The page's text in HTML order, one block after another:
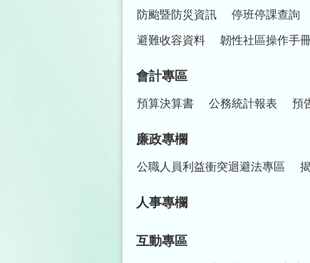
防颱暨防災資訊 停班停課查詢
避難收容資料 韌性社區操作手
會計專區
預算決算書 公務統計報表 預
廉政專欄
公職人員利益衝突迴避法專區
人事專欄
互動專區